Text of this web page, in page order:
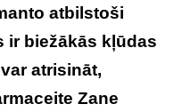
atbilstoši
ir biežākās kļūdas
atrisināt,
Zane